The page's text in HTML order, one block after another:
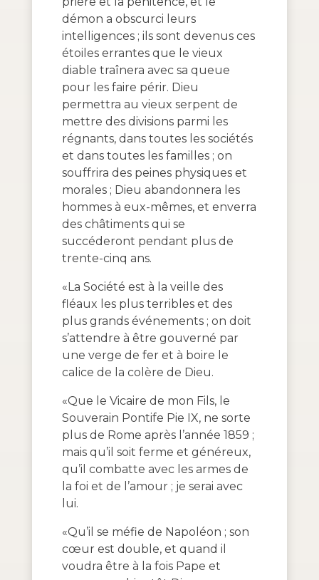
démon a obscurci leurs
intelligences ; ils sont devenus ces
étoiles errantes que le vieux
diable traînera avec sa queue
pour les faire périr. Dieu
permettra au vieux serpent de
mettre des divisions parmi les
régnants, dans toutes les sociétés
et dans toutes les familles ; on
souffrira des peines physiques et
morales ; Dieu abandonnera les
hommes à eux-mêmes, et enverra
des châtiments qui se
succéderont pendant plus de
trente-cinq ans.
«La Société est à la veille des
fléaux les plus terribles et des
plus grands événements ; on doit
s’attendre à être gouverné par
une verge de fer et à boire le
calice de la colère de Dieu.
«Que le Vicaire de mon Fils, le
Souverain Pontife Pie IX, ne sorte
plus de Rome après l’année 1859 ;
mais qu’il soit ferme et généreux,
qu’il combatte avec les armes de
la foi et de l’amour ; je serai avec
lui.
«Qu’il se méfie de Napoléon ; son
cœur est double, et quand il
voudra être à la fois Pape et